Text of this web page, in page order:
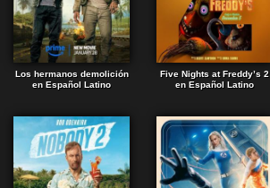
Los hermanos demolición
en Español Latino
Five Nights at Freddy’s 2
en Español Latino